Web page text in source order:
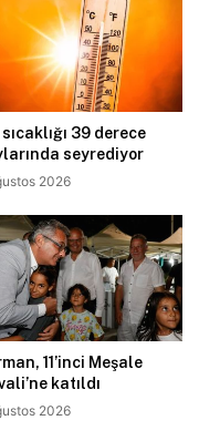
39 derece
seyrediyor
2026
11’inci Meşale
katıldı
2026